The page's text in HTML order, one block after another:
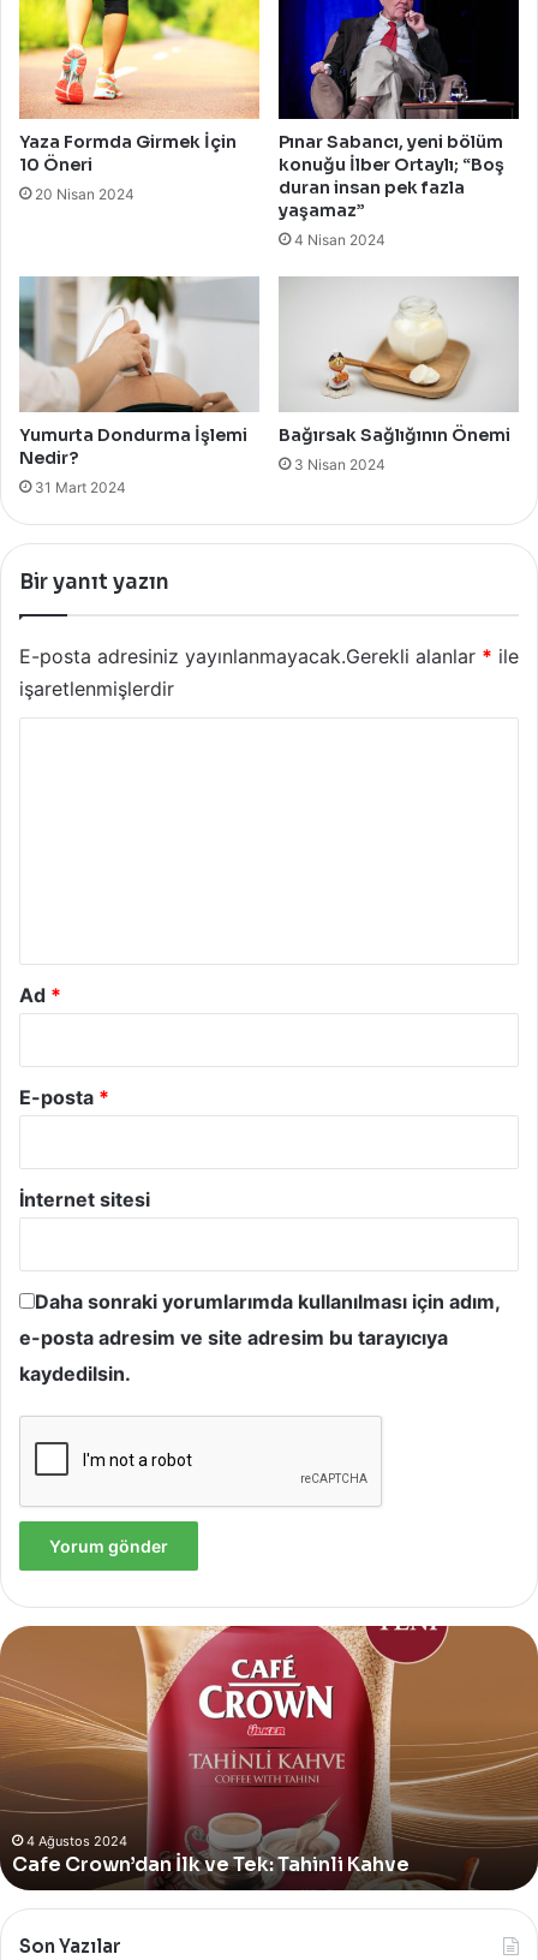
Yaza Formda Girmek İçin
10 Öneri
20 Nisan 2024
Pınar Sabancı, yeni bölüm
konuğu İlber Ortaylı; “Boş
duran insan pek fazla
yaşamaz”
4 Nisan 2024
Yumurta Dondurma İşlemi
Nedir?
31 Mart 2024
Bağırsak Sağlığının Önemi
3 Nisan 2024
Bir yanıt yazın
E-posta adresiniz yayınlanmayacak.Gerekli alanlar * ile
işaretlenmişlerdir
Ad *
E-posta *
İnternet sitesi
Daha sonraki yorumlarımda kullanılması için adım,
e-posta adresim ve site adresim bu tarayıcıya
kaydedilsin.
Yves
Rocher,
Momo
Bodrum’da
Yer
Alan
Yeni
Summer
Pop-
Up
Mağazasını
Özel
Bir
Yves Rocher, Momo Bodrum’da Yer Alan Yeni
Summer Pop-Up Mağazasını Özel Bir Davet İle
Kutladı!
Son Yazılar